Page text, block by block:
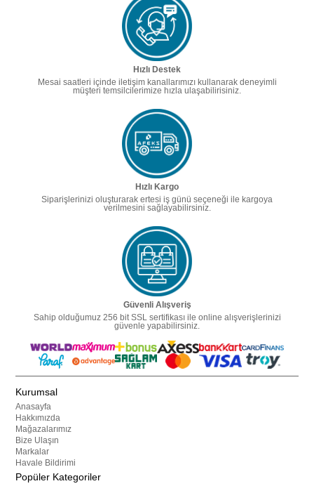
Hızlı Destek
Mesai saatleri içinde iletişim kanallarımızı kullanarak deneyimli
müşteri temsilcilerimize hızla ulaşabilirisiniz.
Hızlı Kargo
Siparişlerinizi oluşturarak ertesi iş günü seçeneği ile kargoya
verilmesini sağlayabilirsiniz.
Güvenli Alışveriş
Sahip olduğumuz 256 bit SSL sertifikası ile online alışverişlerinizi
güvenle yapabilirsiniz.
Kurumsal
Anasayfa
Hakkımızda
Mağazalarımız
Bize Ulaşın
Markalar
Havale Bildirimi
Popüler Kategoriler